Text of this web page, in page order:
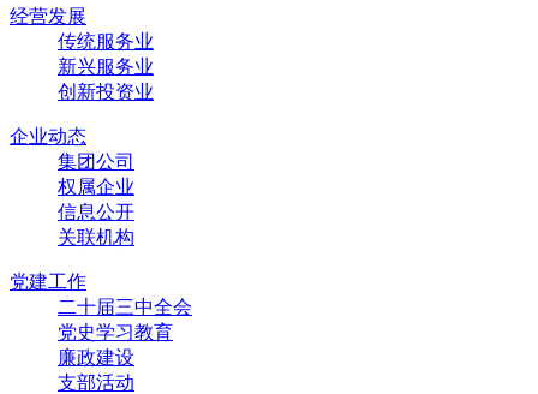
经营发展
传统服务业
新兴服务业
创新投资业
企业动态
集团公司
权属企业
信息公开
关联机构
党建工作
二十届三中全会
党史学习教育
廉政建设
支部活动